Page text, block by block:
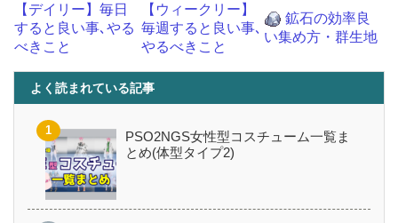
【デイリー】毎日
すると良い事､やる
べきこと
【ウィークリー】
毎週すると良い事､
やるべきこと
鉱石の効率良
い集め方・群生地
よく読まれている記事
PSO2NGS女性型コスチューム一覧ま
とめ(体型タイプ2)